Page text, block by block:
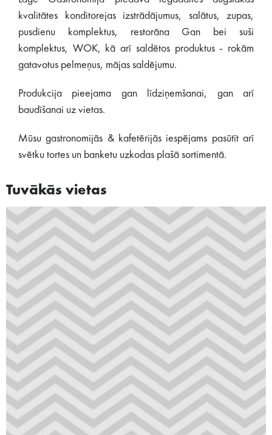
kvalitātes konditorejas izstrādājumus, salātus, zupas,
pusdienu komplektus, restorāna Gan bei suši
komplektus, WOK, kā arī saldētos produktus - rokām
gatavotus pelmeņus, mājas saldējumu.
Produkcija pieejama gan līdziņemšanai, gan arī
baudīšanai uz vietas.
Mūsu gastronomijās & kafetērijās iespējams pasūtīt arī
svētku tortes un banketu uzkodas plašā sortimentā.
Tuvākās vietas